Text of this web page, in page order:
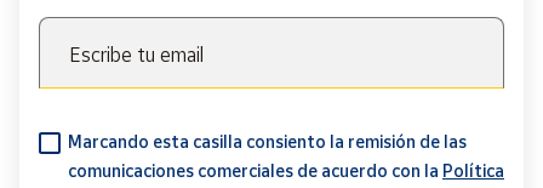
Escribe tu email
Marcando esta casilla consiento la remisión de las
comunicaciones comerciales de acuerdo con la Política